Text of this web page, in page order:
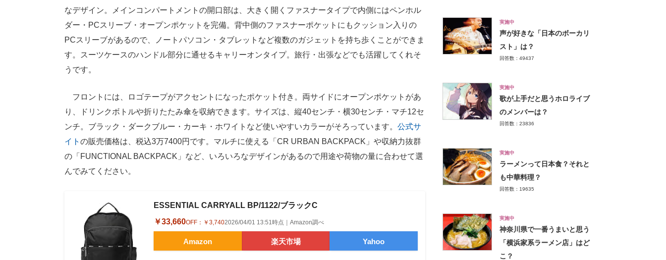
なデザイン。メインコンパートメントの開口部は、大きく開くファスナータイプで内側にはペンホル
ダー・PCスリーブ・オープンポケットを完備。背中側のファスナーポケットにもクッション入りの
PCスリーブがあるので、ノートパソコン・タブレットなど複数のガジェットを持ち歩くことができま
す。スーツケースのハンドル部分に通せるキャリーオンタイプ。旅行・出張などでも活躍してくれそ
うです。
フロントには、ロゴテープがアクセントになったポケット付き。両サイドにオープンポケットがあ
り、ドリンクボトルや折りたたみ傘を収納できます。サイズは、縦40センチ・横30センチ・マチ12セ
ンチ。ブラック・ダークブルー・カーキ・ホワイトなど使いやすいカラーがそろっています。 公式サ
イト の販売価格は、税込3万7400円です。マルチに使える「CR URBAN BACKPACK」や収納力抜群
の「FUNCTIONAL BACKPACK」など、いろいろなデザインがあるので用途や荷物の量に合わせて選
んでみてください。
ESSENTIAL CARRYALL BP/1122/ブラックC
￥33,660OFF： ￥3,7402026/04/01 13:51時点｜Amazon調べ
Amazon 楽天市場 Yahoo
実施中
声が好きな「日本のボーカリ
スト」は？
回答数：49437
実施中
歌が上手だと思うホロライブ
のメンバーは？
回答数：23836
実施中
ラーメンって日本食？それと
も中華料理？
回答数：19635
実施中
神奈川県で一番うまいと思う
「横浜家系ラーメン店」はど
こ？